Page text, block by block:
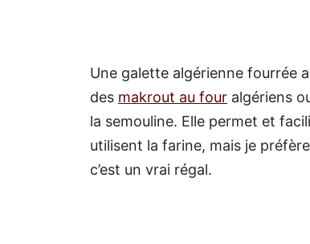
Une galette algérienne fourrée
des makrout au four algériens
la semouline. Elle permet et
utilisent la farine, mais je
c’est un vrai régal.